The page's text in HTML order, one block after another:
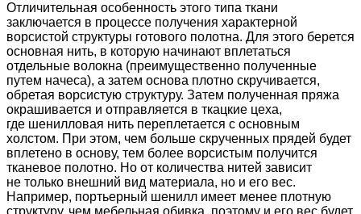
Отличительная особенность этого типа ткани
заключается в процессе получения характерной
ворсистой структуры готового полотна. Для этого берется
основная нить, в которую начинают вплетаться
отдельные волокна (преимущественно полученные
путем начеса), а затем основа плотно скручивается,
обретая ворсистую структуру. Затем полученная пряжа
окрашивается и отправляется в ткацкие цеха,
где шенилловая нить переплетается с основным
холстом. При этом, чем больше скрученных прядей будет
вплетено в основу, тем более ворсистым получится
тканевое полотно. Но от количества нитей зависит
не только внешний вид материала, но и его вес.
Например, портьерный шенилл имеет менее плотную